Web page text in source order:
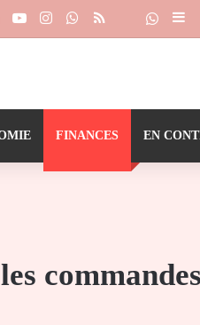
YouTubeInstagramWhatsApp
RSS Dailymotion
Suivre
FINANCES EN
commandes